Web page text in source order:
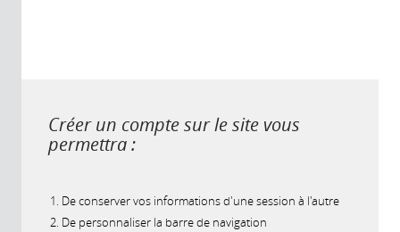
Créer un compte sur le site vous
permettra :
De conserver vos informations d'une session à l'autre
De personnaliser la barre de navigation